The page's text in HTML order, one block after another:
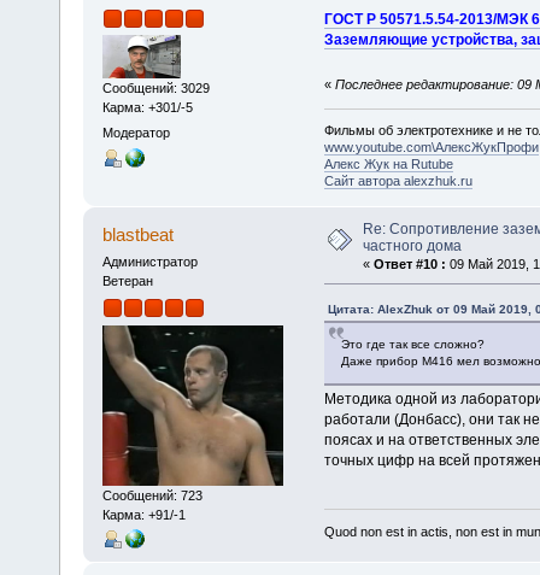
Сообщений: 3029
Карма: +301/-5
Модератор
ГОСТ Р 50571.5.54-2013/МЭК
Заземляющие устройства,
« Последнее редактирование: 09
Фильмы об электротехнике и не
www.youtube.com\АлексЖукПрофи
Алекс Жук на Rutube
Сайт автора alexzhuk.ru
blastbeat
Администратор
Ветеран
Сообщений: 723
Карма: +91/-1
Re: Сопротивление
частного дома
« Ответ #10 : 09 Май 2019,
Цитата: AlexZhuk от 09 Май 2019,
Это где так все сложно?
Даже прибор М416 мел
Методика одной из
работали (Донбасс), они так
поясах и на ответственных
точных цифр на всей
Quod non est in actis, non est in